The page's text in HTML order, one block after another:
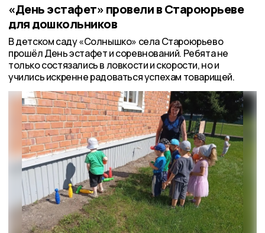
«День эстафет» провели в Староюрьеве
для дошкольников
В детском саду «Солнышко» села Староюрьево
прошёл День эстафет и соревнований. Ребята не
только состязались в ловкости и скорости, но и
учились искренне радоваться успехам товарищей.